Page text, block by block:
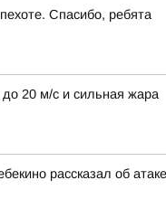
Спасибо, ребята
20 м/с и сильная жара
рассказал об